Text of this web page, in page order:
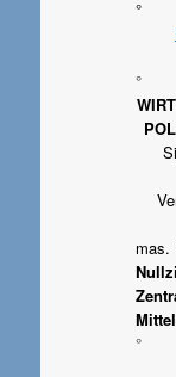
°
°
mas.
°